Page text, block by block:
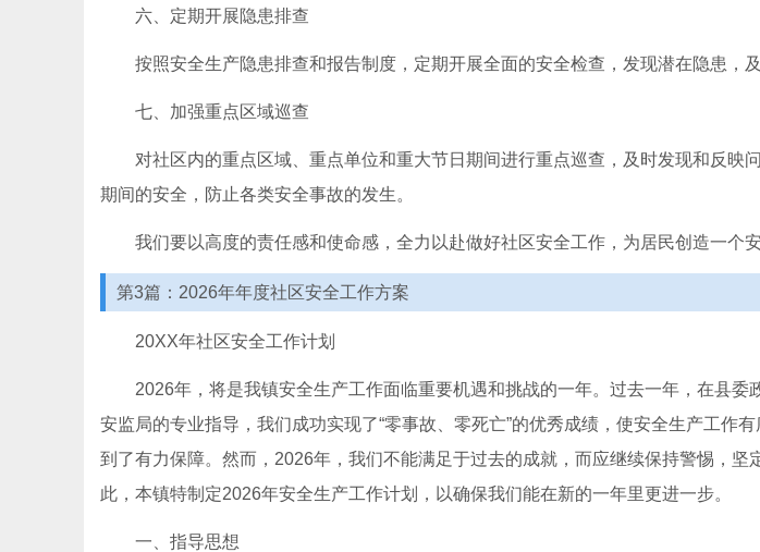
六、定期开展隐患排查
按照安全生产隐患排查和报告制度，定期开展全面的安全检查，发现潜在隐患，
七、加强重点区域巡查
对社区内的重点区域、重点单位和重大节日期间进行重点巡查，及时发现和反映
期间的安全，防止各类安全事故的发生。
我们要以高度的责任感和使命感，全力以赴做好社区安全工作，为居民创造一个
第3篇：2026年年度社区安全工作方案
20XX年社区安全工作计划
2026年，将是我镇安全生产工作面临重要机遇和挑战的一年。过去一年，在县委
安监局的专业指导，我们成功实现了“零事故、零死亡”的优秀成绩，使安全生产工作
到了有力保障。然而，2026年，我们不能满足于过去的成就，而应继续保持警惕，坚
此，本镇特制定2026年安全生产工作计划，以确保我们能在新的一年里更进一步。
一、指导思想